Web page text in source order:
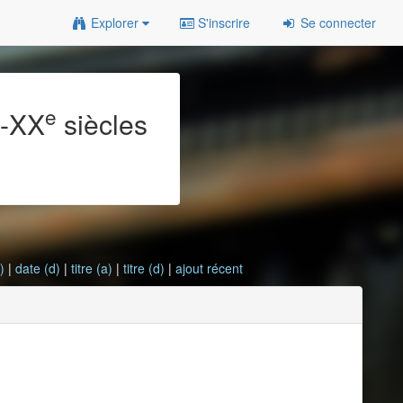
Explorer S'inscrire Se connecter
-XXe siècles
|date (d) |titre (a) |titre (d) |ajout récent